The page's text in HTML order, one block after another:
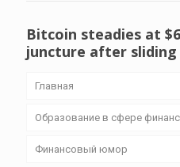
Bitcoin steadies at
juncture after sliding
Главная
Образование в сфере
Финансовый юмор